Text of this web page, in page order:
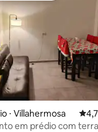
de 5, 27 avaliações
⋅ Villahermosa 4,73
em prédio com